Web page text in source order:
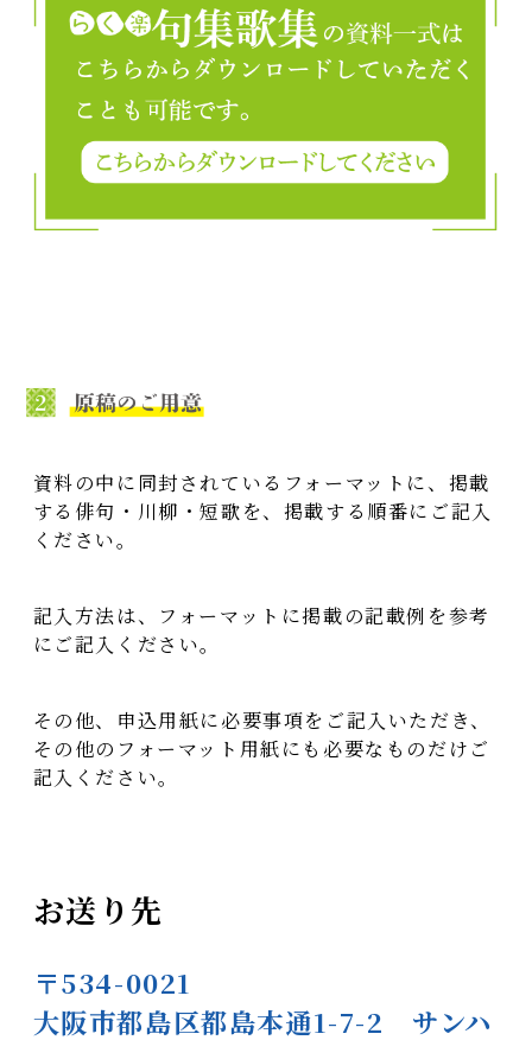
資料の中に同封されているフォーマットに、掲載
する俳句・川柳・短歌を、掲載する順番にご記入
ください。
記入方法は、フォーマットに掲載の記載例を参考
にご記入ください。
その他、申込用紙に必要事項をご記入いただき、
その他のフォーマット用紙にも必要なものだけご
記入ください。
お送り先
〒534-0021
大阪市都島区都島本通1-7-2 サンハ